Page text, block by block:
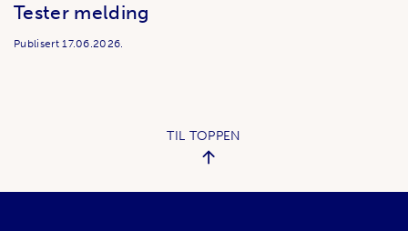
Tester melding
Publisert17.06.2026.
TIL TOPPEN